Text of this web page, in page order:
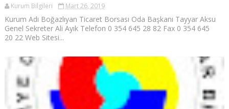
Kurum Bilgileri Mart 26, 2019
Kurum Adı Boğazlıyan Ticaret Borsası Oda Başkanı Tayyar Aksu
Genel Sekreter Ali Ayık Telefon 0 354 645 28 82 Fax 0 354 645
20 22 Web Sitesi...